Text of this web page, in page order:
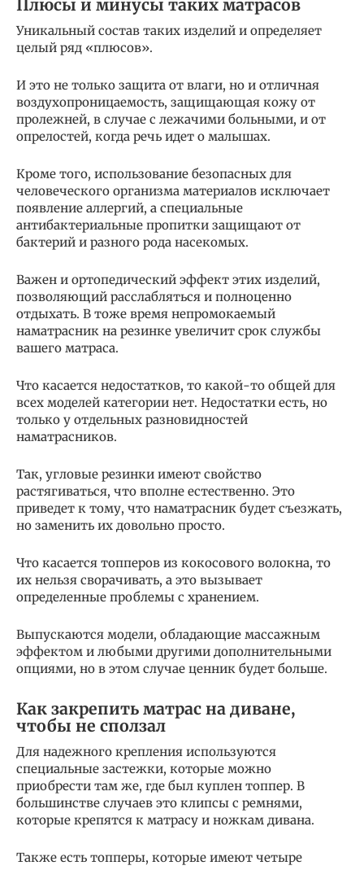
Плюсы и минусы таких матрасов
Уникальный состав таких изделий и определяет
целый ряд «плюсов».
И это не только защита от влаги, но и отличная
воздухопроницаемость, защищающая кожу от
пролежней, в случае с лежачими больными, и от
опрелостей, когда речь идет о малышах.
Кроме того, использование безопасных для
человеческого организма материалов исключает
появление аллергий, а специальные
антибактериальные пропитки защищают от
бактерий и разного рода насекомых.
Важен и ортопедический эффект этих изделий,
позволяющий расслабляться и полноценно
отдыхать. В тоже время непромокаемый
наматрасник на резинке увеличит срок службы
вашего матраса.
Что касается недостатков, то какой-то общей для
всех моделей категории нет. Недостатки есть, но
только у отдельных разновидностей
наматрасников.
Так, угловые резинки имеют свойство
растягиваться, что вполне естественно. Это
приведет к тому, что наматрасник будет съезжать,
но заменить их довольно просто.
Что касается топперов из кокосового волокна, то
их нельзя сворачивать, а это вызывает
определенные проблемы с хранением.
Выпускаются модели, обладающие массажным
эффектом и любыми другими дополнительными
опциями, но в этом случае ценник будет больше.
Как закрепить матрас на диване,
чтобы не сползал
Для надежного крепления используются
специальные застежки, которые можно
приобрести там же, где был куплен топпер. В
большинстве случаев это клипсы с ремнями,
которые крепятся к матрасу и ножкам дивана.
Также есть топперы, которые имеют четыре